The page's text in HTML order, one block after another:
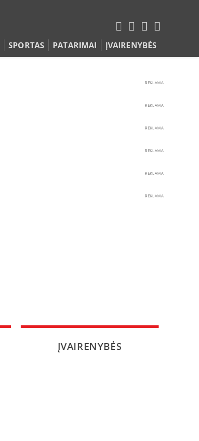
SPORTAS PATARIMAI ĮVAIRENYBĖS
REKLAMA
REKLAMA
REKLAMA
REKLAMA
REKLAMA
REKLAMA
ĮVAIRENYBĖS